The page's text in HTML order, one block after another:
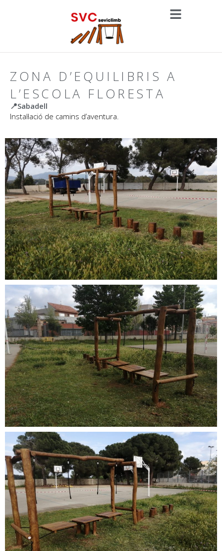
ZONA D’EQUILIBRIS A
L’ESCOLA FLORESTA
📍Sabadell
Instal·lació de camins d’aventura.